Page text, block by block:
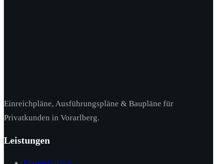
Einreichpläne, Ausführungspläne & Baupläne für
Privatkunden in Vorarlberg.
Leistungen